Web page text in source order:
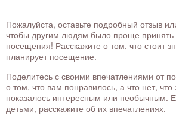
Пожалуйста, оставьте подробный отзыв
чтобы другим людям было проще
посещения! Расскажите о том, что стоит
планирует посещение.
Поделитесь с своими впечатлениями от
о том, что вам понравилось, а что нет,
показалось интересным или необычным.
детьми, расскажите об их впечатлениях.